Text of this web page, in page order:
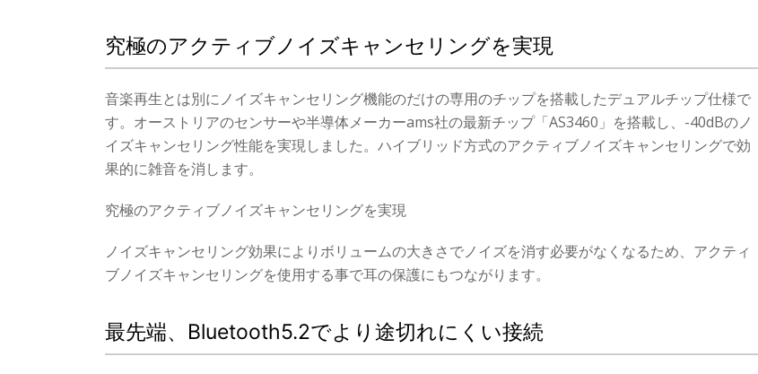
究極のアクティブノイズキャンセリングを実現
音楽再生とは別にノイズキャンセリング機能のだけの専用のチップを搭載したデュアルチップ仕様で
す。オーストリアのセンサーや半導体メーカーams社の最新チップ「AS3460」を搭載し、-40dBのノ
イズキャンセリング性能を実現しました。ハイブリッド方式のアクティブノイズキャンセリングで効
果的に雑音を消します。
究極のアクティブノイズキャンセリングを実現
ノイズキャンセリング効果によりボリュームの大きさでノイズを消す必要がなくなるため、アクティ
ブノイズキャンセリングを使用する事で耳の保護にもつながります。
最先端、Bluetooth5.2でより途切れにくい接続